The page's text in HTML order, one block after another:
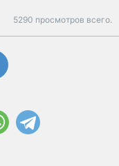
5290 просмотров всего.